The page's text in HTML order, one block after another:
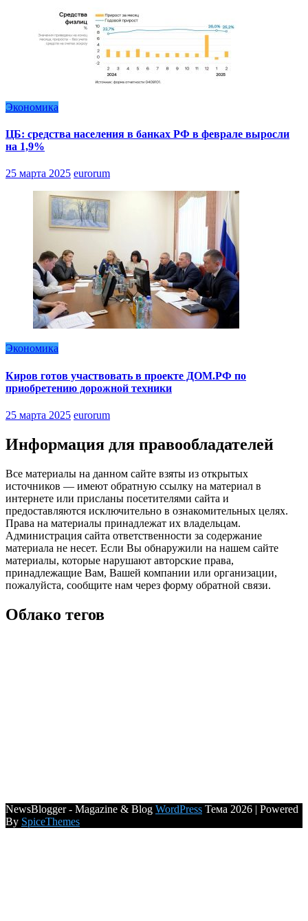
Экономика
ЦБ: средства населения в банках РФ в феврале выросли
на 1,9%
25 марта 2025 eurorum
Экономика
Киров готов участвовать в проекте ДОМ.РФ по
приобретению дорожной техники
25 марта 2025 eurorum
Информация для правообладателей
Все материалы на данном сайте взяты из открытых
источников — имеют обратную ссылку на материал в
интернете или присланы посетителями сайта и
предоставляются исключительно в ознакомительных целях.
Права на материалы принадлежат их владельцам.
Администрация сайта ответственности за содержание
материала не несет. Если Вы обнаружили на нашем сайте
материалы, которые нарушают авторские права,
принадлежащие Вам, Вашей компании или организации,
пожалуйста, сообщите нам через форму обратной связи.
Облако тегов
NewsBlogger - Magazine & Blog WordPress Тема 2026 | Powered
By SpiceThemes